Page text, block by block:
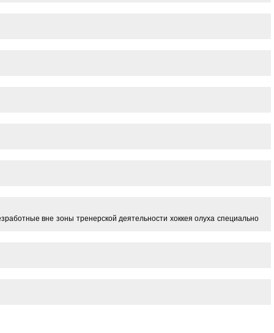
вне зоны тренерской деятельности хоккея олуха специально